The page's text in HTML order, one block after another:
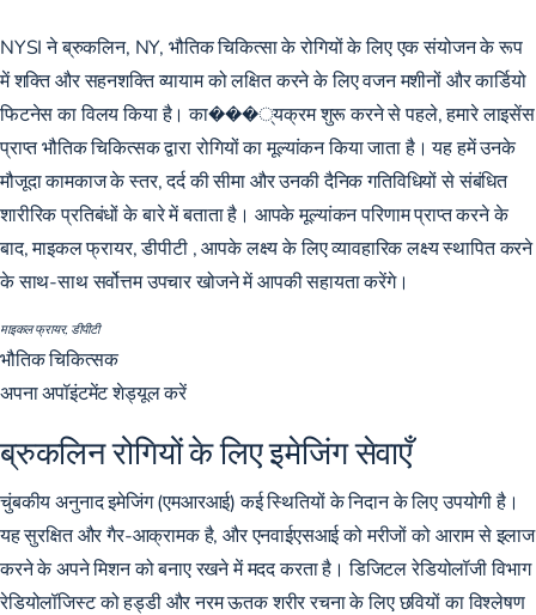
NYSI ने ब्रुकलिन, NY, भौतिक चिकित्सा के रोगियों के लिए एक संयोजन के रूप
में शक्ति और सहनशक्ति व्यायाम को लक्षित करने के लिए वजन मशीनों और कार्डियो
फिटनेस का विलय किया है। का���्यक्रम शुरू करने से पहले, हमारे लाइसेंस
प्राप्त भौतिक चिकित्सक द्वारा रोगियों का मूल्यांकन किया जाता है। यह हमें उनके
मौजूदा कामकाज के स्तर, दर्द की सीमा और उनकी दैनिक गतिविधियों से संबंधित
शारीरिक प्रतिबंधों के बारे में बताता है। आपके मूल्यांकन परिणाम प्राप्त करने के
बाद,माइकल फ्रायर, डीपीटी, आपके लक्ष्य के लिए व्यावहारिक लक्ष्य स्थापित करने
के साथ-साथ सर्वोत्तम उपचार खोजने में आपकी सहायता करेंगे।
माइकल फ्रायर, डीपीटी
भौतिक चिकित्सक
अपना अपॉइंटमेंट शेड्यूल करें
ब्रुकलिन रोगियों के लिए इमेजिंग सेवाएँ
चुंबकीय अनुनाद इमेजिंग (एमआरआई) कई स्थितियों के निदान के लिए उपयोगी है।
यह सुरक्षित और गैर-आक्रामक है, और एनवाईएसआई को मरीजों को आराम से इलाज
करने के अपने मिशन को बनाए रखने में मदद करता है।डिजिटल रेडियोलॉजी विभाग
रेडियोलॉजिस्ट को हड्डी और नरम ऊतक शरीर रचना के लिए छवियों का विश्लेषण